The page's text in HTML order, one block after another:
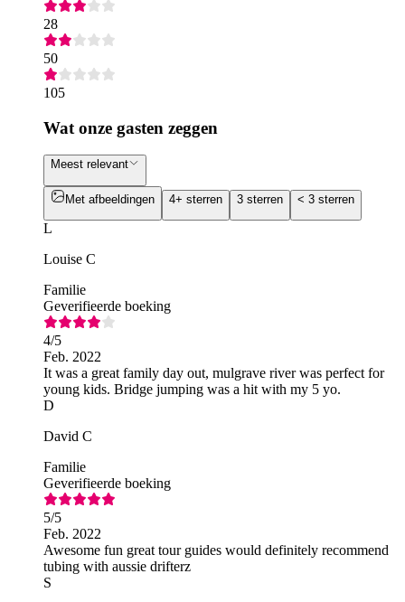
28
50
105
Wat onze gasten zeggen
Meest relevant
Met afbeeldingen 4+ sterren 3 sterren < 3 sterren
L
Louise C
Familie
Geverifieerde boeking
4/5
Feb. 2022
It was a great family day out, mulgrave river was perfect for
young kids. Bridge jumping was a hit with my 5 yo.
D
David C
Familie
Geverifieerde boeking
5/5
Feb. 2022
Awesome fun great tour guides would definitely recommend
tubing with aussie drifterz
S